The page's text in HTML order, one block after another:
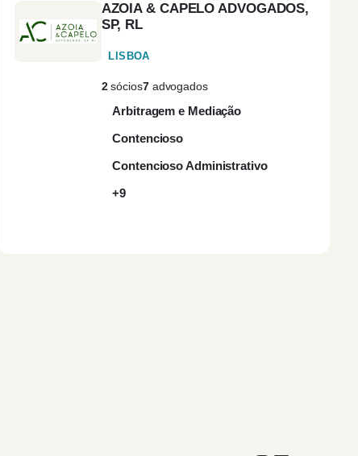
(2)
(3)
AZOIA & CAPELO ADVOGADOS,
SP, RL
LISBOA
2sócios7advogados
Arbitragem e Mediação
Contencioso
Contencioso Administrativo
+9